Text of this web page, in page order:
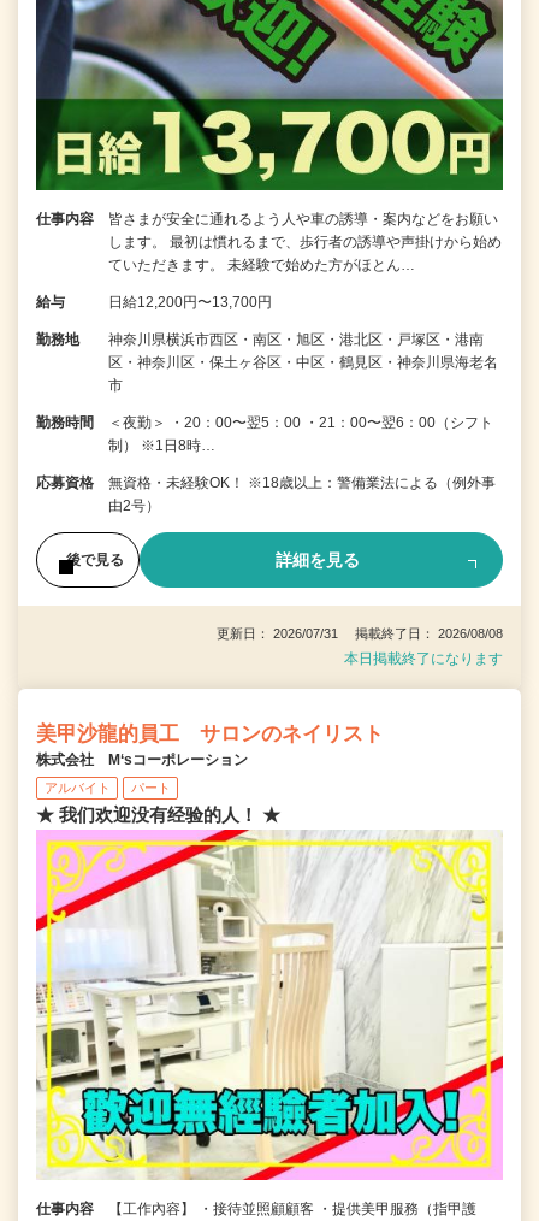
仕事内容
皆さまが安全に通れるよう人や車の誘導・案内などをお願い
します。 最初は慣れるまで、歩行者の誘導や声掛けから始め
ていただきます。 未経験で始めた方がほとん…
給与 日給12,200円〜13,700円
勤務地
神奈川県横浜市西区・南区・旭区・港北区・戸塚区・港南
区・神奈川区・保土ヶ谷区・中区・鶴見区・神奈川県海老名
市
勤務時間
＜夜勤＞ ・20：00〜翌5：00 ・21：00〜翌6：00（シフト
制） ※1日8時…
応募資格
無資格・未経験OK！ ※18歳以上：警備業法による（例外事
由2号）
後で見る 詳細を見る
更新日： 2026/07/31 掲載終了日： 2026/08/08
本日掲載終了になります
美甲沙龍的員工 サロンのネイリスト
株式会社 M‘sコーポレーション
アルバイト パート
★ 我们欢迎没有经验的人！ ★
仕事内容
【工作內容】 ・接待並照顧顧客 ・提供美甲服務（指甲護